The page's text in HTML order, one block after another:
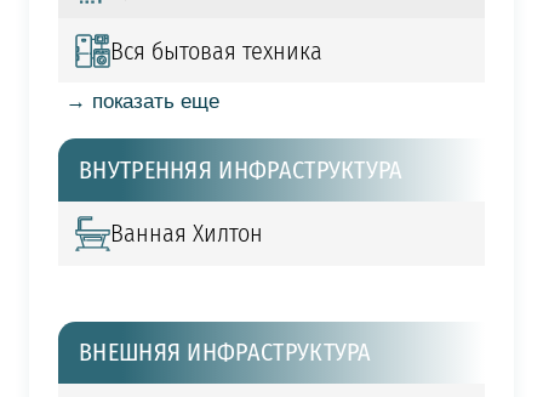
Вся бытовая техника
→ показать еще
ВНУТРЕННЯЯ ИНФРАСТРУКТУРА
Ванная Хилтон
ВНЕШНЯЯ ИНФРАСТРУКТУРА